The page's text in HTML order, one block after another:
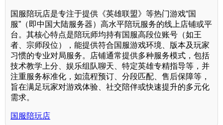
国服陪玩店是专注于提供《英雄联盟》等热门游戏“国
服”（即中国大陆服务器）高水平陪玩服务的线上店铺或平
台。其核心特点是陪玩师均持有国服高段位账号（如王
者、宗师段位），能提供符合国服游戏环境、版本及玩家
习惯的专业对局服务。店铺通常提供多种服务模式，包括
技术教学上分、娱乐组队聊天、特定英雄专精指导等，并
注重服务标准化，如流程预订、分段匹配、售后保障等，
旨在满足玩家对游戏体验、社交陪伴或快速提升的多元化
需求。
国服陪玩店